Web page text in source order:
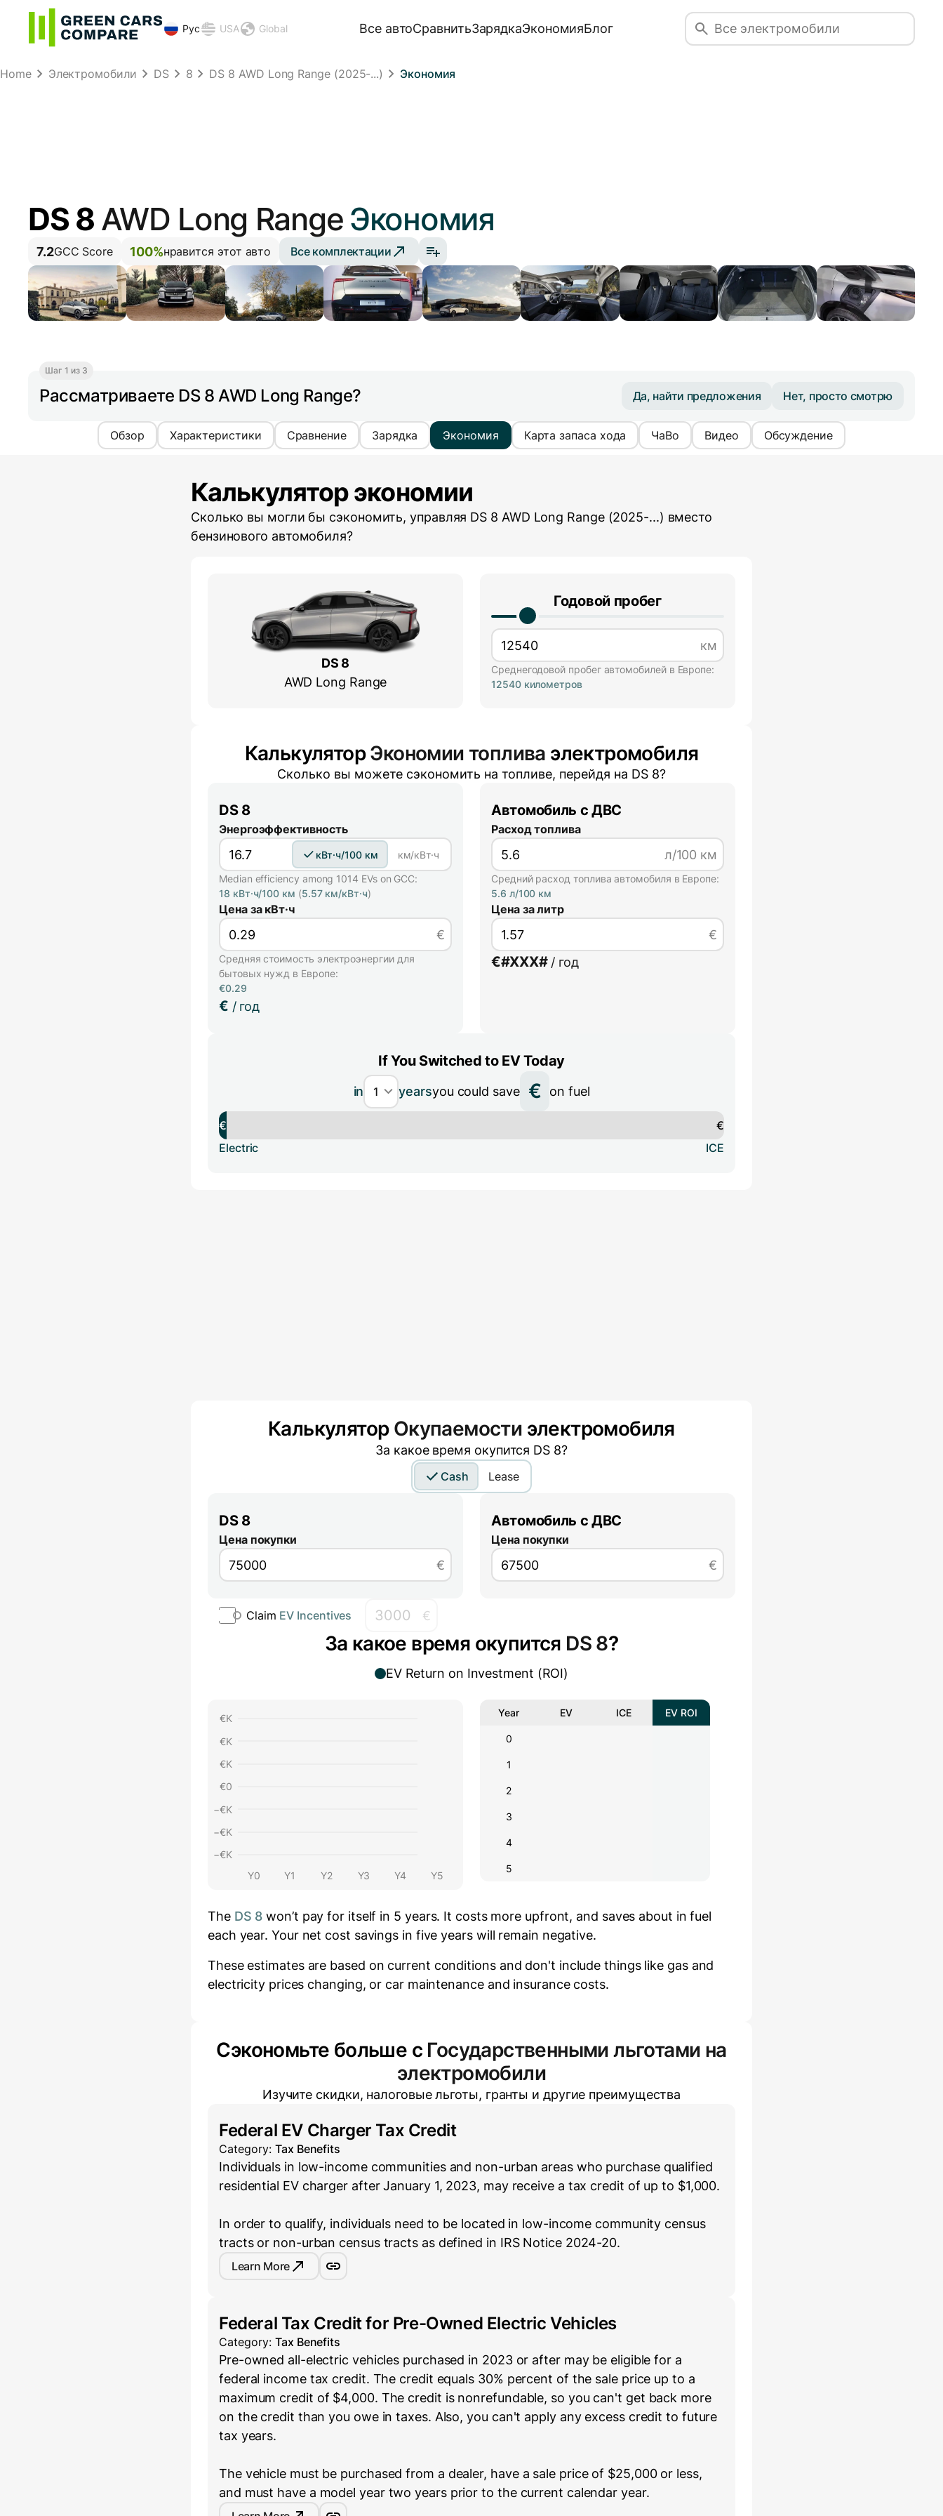
Рус USA Global Все автоСравнитьЗарядкаЭкономияБлог
Home Электромобили DS 8 DS 8 AWD Long Range (2025-...) Экономия
DS 8 AWD Long Range Экономия
7.2GCC Score 100%нравится этот авто Все комплектации
Шаг 1 из 3
Рассматриваете DS 8 AWD Long Range? Да, найти предложения Нет, просто смотрю
Обзор Характеристики Сравнение Зарядка Экономия Карта запаса хода ЧаВо Видео Обсуждение
Калькулятор экономии
Сколько вы могли бы сэкономить, управляя DS 8 AWD Long Range (2025-...) вместо
бензинового автомобиля?
DS 8
AWD Long Range
Годовой пробег
км
Среднегодовой пробег автомобилей в Европе:
12540 километров
КалькуляторЭкономии топлива электромобиля
Сколько вы можете сэкономить на топливе, перейдя на DS 8?
DS 8
Энергоэффективность
кВт·ч/100 км км/кВт·ч
Median efficiency among 1014 EVs on GCC:
18 кВт·ч/100 км (5.57 км/кВт·ч)
Цена за кВт·ч
€
Средняя стоимость электроэнергии для
бытовых нужд в Европе:
€0.29
€ / год
Автомобиль с ДВС
Расход топлива
л/100 км
Средний расход топлива автомобиля в Европе:
5.6 л/100 км
Цена за литр
€
€#XXX#/ год
If You Switched to EV Today
in yearsyou could save € on fuel
€
€
Electric
ICE
Калькулятор Окупаемости электромобиля
За какое время окупится DS 8?
Cash Lease
DS 8
Цена покупки
€
Автомобиль с ДВС
Цена покупки
€
Claim EV Incentives €
За какое время окупится DS 8?
EV Return on Investment (ROI)
€K
€K
€K
€0
−€K
−€K
−€K
Y0
Y1 Y2 Y3 Y4 Y5
Year EV ICE EV ROI
0
1
2
3
4
5
The DS 8 won’t pay for itself in 5 years. It costs more upfront, and saves about in fuel
each year.Your net cost savings in five years will remain negative.
These estimates are based on current conditions and don't include things like gas and
electricity prices changing, or car maintenance and insurance costs.
Сэкономьте больше с Государственными льготами на
электромобили
Изучите скидки, налоговые льготы, гранты и другие преимущества
Federal EV Charger Tax Credit
Category: Tax Benefits
Individuals in low-income communities and non-urban areas who purchase qualified
residential EV charger after January 1, 2023, may receive a tax credit of up to $1,000.
In order to qualify, individuals need to be located in low-income community census
tracts or non-urban census tracts as defined in IRS Notice 2024-20.
Learn More
Federal Tax Credit for Pre-Owned Electric Vehicles
Category: Tax Benefits
Pre-owned all-electric vehicles purchased in 2023 or after may be eligible for a
federal income tax credit. The credit equals 30% percent of the sale price up to a
maximum credit of $4,000. The credit is nonrefundable, so you can't get back more
on the credit than you owe in taxes. Also, you can't apply any excess credit to future
tax years.
The vehicle must be purchased from a dealer, have a sale price of $25,000 or less,
and must have a model year two years prior to the current calendar year.